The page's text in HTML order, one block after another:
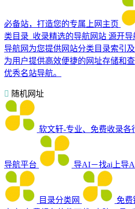
必备站，打造您的专属上网主页
类目录_收录精选的导航网站 源开导
导航网为您提供网站分类目录索引
为用户提供高效便捷的网址存储和
优秀名站导航。
随机网址
软文轩-专业、免费收录各
导航平台 导AI－找ai上导
目录分类网 免费